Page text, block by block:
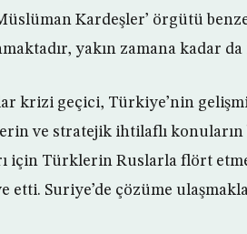
Kardeşler’ örgütü
yakın zamana kadar
krizi geçici, Türkiye’nin
ve stratejik ihtilaflı konuların
için Türklerin Ruslarla flört
etti. Suriye’de çözüme